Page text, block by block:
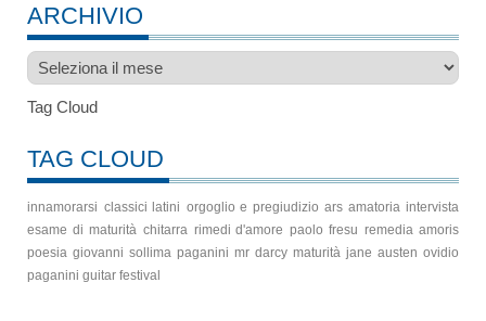
ARCHIVIO
Archivio
Tag Cloud
TAG CLOUD
innamorarsi classici latini orgoglio e pregiudizio ars amatoria intervista
esame di maturità chitarra rimedi d'amore paolo fresu remedia amoris
poesia giovanni sollima paganini mr darcy maturità jane austen ovidio
paganini guitar festival